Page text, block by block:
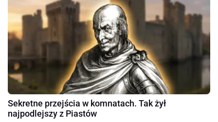
Sekretne przejścia w komnatach. Tak żył
najpodlejszy z Piastów